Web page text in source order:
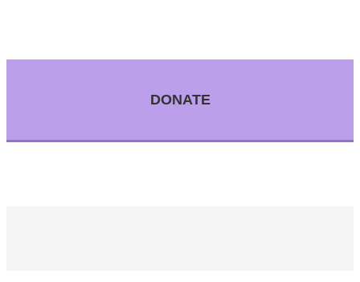
DONATE